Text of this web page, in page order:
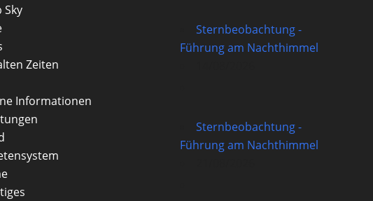
Sky
Zeiten
Informationen
Sternbeobachtung -
Führung am Nachthimmel
Sternbeobachtung -
Führung am Nachthimmel